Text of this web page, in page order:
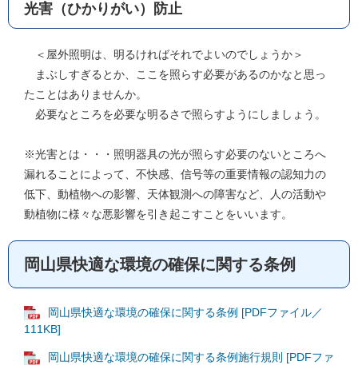
光害（ひかりがい）防止
＜屋外照明は、明るければそれでよいのでしょうか＞
まぶしすぎるとか、ここを照らす必要があるのかなと思っ
たことはありませんか。
必要なところを必要な明るさで照らすようにしましょう。
※光害とは・・・照明器具の光が照らす必要のないところへ
漏れることによって、不快感、信号等の重要情報の認知力の
低下、動植物への影響、天体観測への障害など、人の活動や
動植物に様々な悪影響を引き起こすことをいいます。
岡山県快適な環境の確保に関する条例
岡山県快適な環境の確保に関する条例 [PDFファイル／
111KB]
岡山県快適な環境の確保に関する条例施行規則 [PDFファ